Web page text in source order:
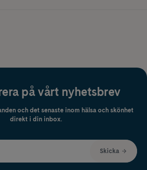
på vårt nyhetsbrev
och det senaste inom hälsa och skönhet
direkt i din inbox.
Skicka